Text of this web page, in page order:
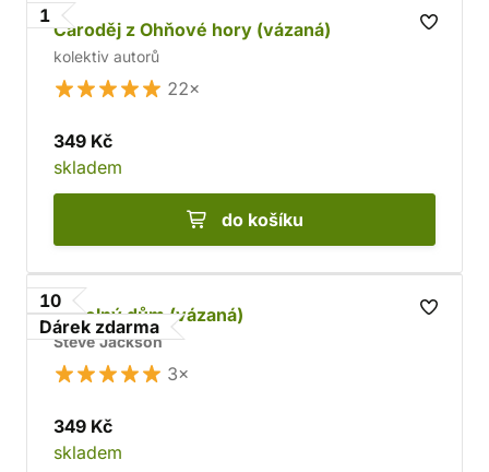
1
Čaroděj z Ohňové hory (vázaná)
kolektiv autorů
22×
349 Kč
skladem
do košíku
10
Dárek zdarma
Pekelný dům (vázaná)
Steve Jackson
3×
349 Kč
skladem